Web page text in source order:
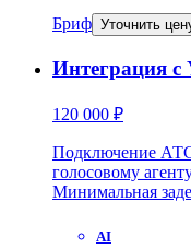
Бриф Уточнить
Интеграция с
120 000 ₽
Подключение
голосовому
Минимальная
AI